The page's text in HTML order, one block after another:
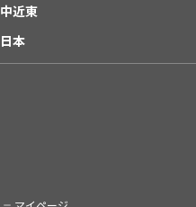
中近東
日本